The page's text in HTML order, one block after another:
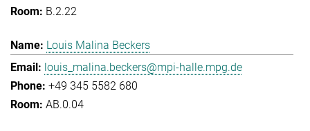
B.2.22
Louis Malina Beckers
louis_malina.beckers@mpi-halle.mpg.de
+49 345 5582 680
AB.0.04